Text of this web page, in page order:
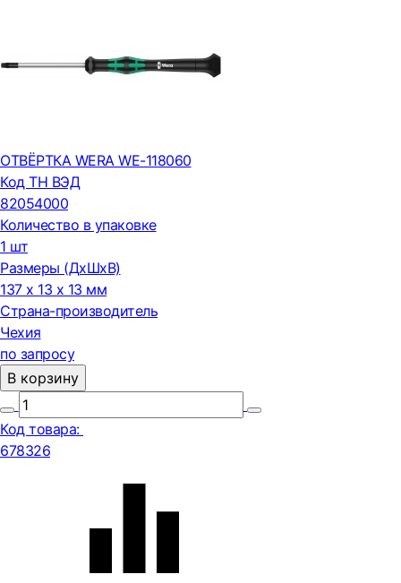
ОТВЁРТКА WERA WE-118060
Код ТН ВЭД
82054000
Количество в упаковке
1 шт
Размеры (ДxШxВ)
137 x 13 x 13 мм
Страна-производитель
Чехия
по запросу
В корзину
Код товара:
678326